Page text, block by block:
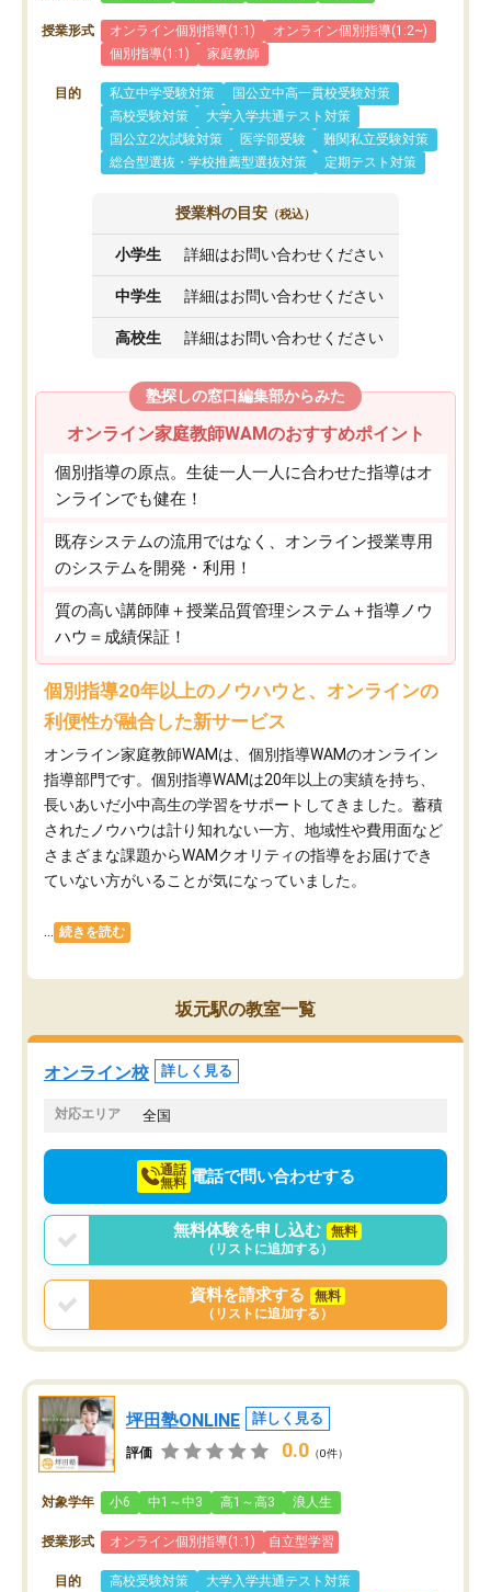
授業形式 オンライン個別指導(1:1)
オンライン個別指導(1:2~)
個別指導(1:1)
家庭教師
目的 私立中学受験対策
国公立中高一貫校受験対策
高校受験対策
大学入学共通テスト対策
国公立2次試験対策
医学部受験
難関私立受験対策
総合型選抜・学校推薦型選抜対策
定期テスト対策
授業料の目安 （税込）
小学生 詳細はお問い合わせください
中学生 詳細はお問い合わせください
高校生 詳細はお問い合わせください
塾探しの窓口編集部からみた
オンライン家庭教師WAMのおすすめポイント
個別指導の原点。生徒一人一人に合わせた指導はオ
ンラインでも健在！
既存システムの流用ではなく、オンライン授業専用
のシステムを開発・利用！
質の高い講師陣＋授業品質管理システム＋指導ノウ
ハウ＝成績保証！
個別指導20年以上のノウハウと、オンラインの
利便性が融合した新サービス
オンライン家庭教師WAMは、個別指導WAMのオンライン
指導部門です。個別指導WAMは20年以上の実績を持ち、
長いあいだ小中高生の学習をサポートしてきました。蓄積
されたノウハウは計り知れない一方、地域性や費用面など
さまざまな課題からWAMクオリティの指導をお届けでき
ていない方がいることが気になっていました。
続きを読む
坂元駅の教室一覧
オンライン校 詳しく見る
対応エリア 全国
通話
無料 電話で問い合わせする
無料体験を申し込む
無料
（リストに追加する）
資料を請求する
無料
（リストに追加する）
坪田塾ONLINE 詳しく見る
評価 0.0 （0件）
対象学年 小6 中1～中3 高1～高3 浪人生
授業形式 オンライン個別指導(1:1) 自立型学習
目的 高校受験対策
大学入学共通テスト対策